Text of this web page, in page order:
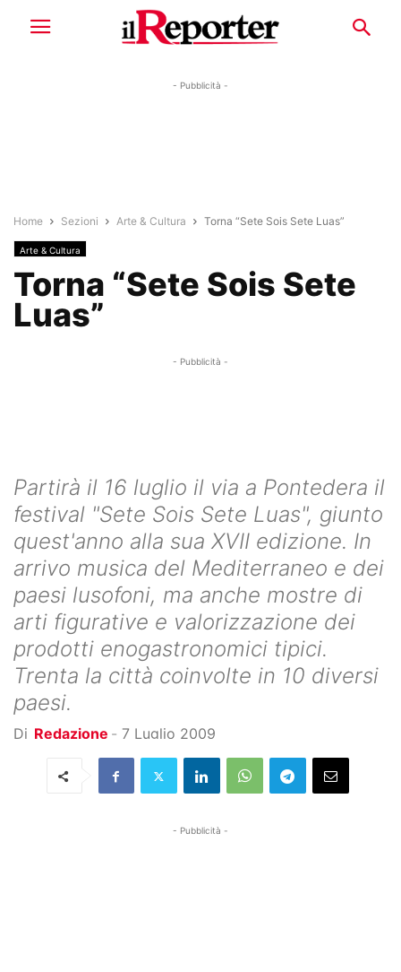
- Pubblicità -
Home Sezioni Arte & Cultura Torna “Sete Sois Sete Luas”
Arte & Cultura
Torna “Sete Sois Sete
Luas”
- Pubblicità -
Partirà il 16 luglio il via a Pontedera il
festival "Sete Sois Sete Luas", giunto
quest'anno alla sua XVII edizione. In
arrivo musica del Mediterraneo e dei
paesi lusofoni, ma anche mostre di
arti figurative e valorizzazione dei
prodotti enogastronomici tipici.
Trenta la città coinvolte in 10 diversi
paesi.
Di Redazione - 7 Luglio 2009
- Pubblicità -